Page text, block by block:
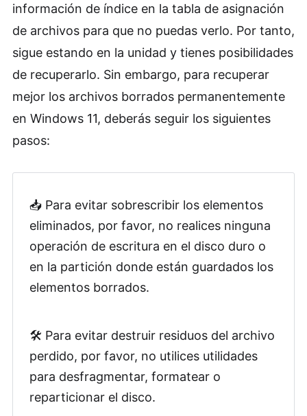
borrados en Windows 11 mediante
copia de seguridad del sistema
(Necesita que tengas una copia de
seguridad)
información de índice en la tabla de asignación
de archivos para que no puedas verlo. Por tanto,
sigue estando en la unidad y tienes posibilidades
de recuperarlo. Sin embargo, para recuperar
mejor los archivos borrados permanentemente
en Windows 11, deberás seguir los siguientes
pasos:
📥 Para evitar sobrescribir los elementos
eliminados, por favor, no realices ninguna
operación de escritura en el disco duro o
en la partición donde están guardados los
elementos borrados.
🛠️ Para evitar destruir residuos del archivo
perdido, por favor, no utilices utilidades
para desfragmentar, formatear o
reparticionar el disco.